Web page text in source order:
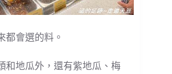
都會選的料。
和地瓜外，還有紫地瓜、梅